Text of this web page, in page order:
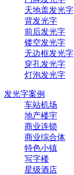
天地盖发光字
背发光字
前后发光字
镂空发光字
无边框发光字
穿孔发光字
灯泡发光字
发光字案例
车站机场
地产楼宇
商业连锁
商业综合体
特色小镇
写字楼
星级酒店